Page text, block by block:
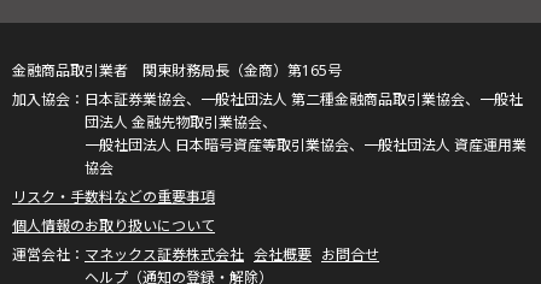
金融商品取引業者 関東財務局長（金商）第165号
日本証券業協会、一般社団法人 第二種金融商品取引業協会、一般社
団法人 金融先物取引業協会、
一般社団法人 日本暗号資産等取引業協会、一般社団法人 資産運用業
協会
リスク・手数料などの重要事項
個人情報のお取り扱いについて
マネックス証券株式会社 会社概要 お問合せ
ヘルプ（通知の登録・解除）